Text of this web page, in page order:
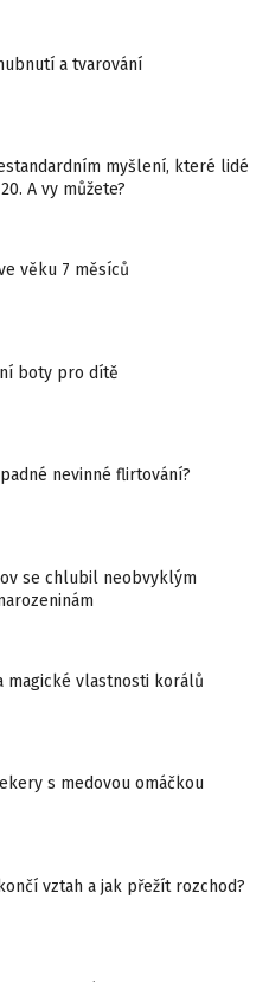
a tvarování
myšlení, které lidé
A vy můžete?
věku 7 měsíců
boty pro dítě
nevinné flirtování?
se chlubil neobvyklým
magické vlastnosti korálů
s medovou omáčkou
vztah a jak přežít rozchod?